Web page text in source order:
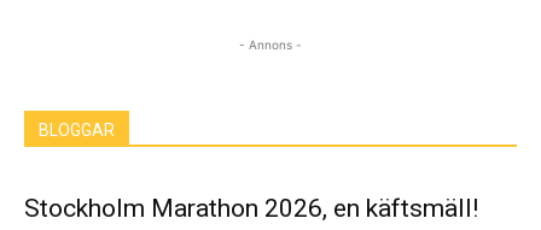
- Annons -
BLOGGAR
Stockholm Marathon 2026, en käftsmäll!